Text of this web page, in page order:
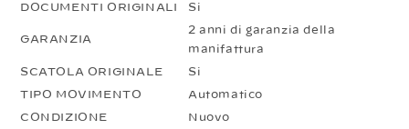
DOCUMENTI ORIGINALI Si
GARANZIA
2 anni di garanzia della
manifattura
SCATOLA ORIGINALE Si
TIPO MOVIMENTO Automatico
CONDIZIONE Nuovo